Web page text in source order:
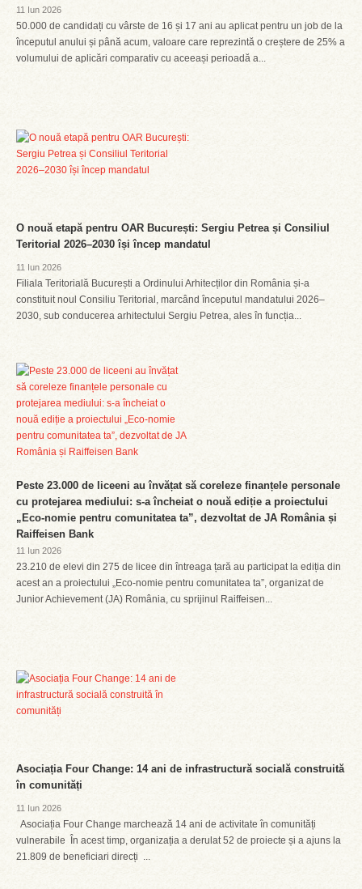
11 Iun 2026
50.000 de candidați cu vârste de 16 și 17 ani au aplicat pentru un job de la
începutul anului și până acum, valoare care reprezintă o creștere de 25% a
volumului de aplicări comparativ cu aceeași perioadă a...
O nouă etapă pentru OAR București: Sergiu Petrea și Consiliul
Teritorial 2026–2030 își încep mandatul
11 Iun 2026
Filiala Teritorială București a Ordinului Arhitecților din România și-a
constituit noul Consiliu Teritorial, marcând începutul mandatului 2026–
2030, sub conducerea arhitectului Sergiu Petrea, ales în funcția...
Peste 23.000 de liceeni au învățat să coreleze finanțele personale
cu protejarea mediului: s-a încheiat o nouă ediție a proiectului
„Eco-nomie pentru comunitatea ta”, dezvoltat de JA România și
Raiffeisen Bank
11 Iun 2026
23.210 de elevi din 275 de licee din întreaga țară au participat la ediția din
acest an a proiectului „Eco-nomie pentru comunitatea ta”, organizat de
Junior Achievement (JA) România, cu sprijinul Raiffeisen...
Asociația Four Change: 14 ani de infrastructură socială construită
în comunități
11 Iun 2026
Asociația Four Change marchează 14 ani de activitate în comunități
vulnerabile În acest timp, organizația a derulat 52 de proiecte și a ajuns la
21.809 de beneficiari direcți ...